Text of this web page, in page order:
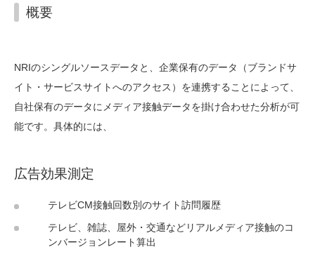
概要
NRIのシングルソースデータと、企業保有のデータ（ブランドサ
イト・サービスサイトへのアクセス）を連携することによって、
自社保有のデータにメディア接触データを掛け合わせた分析が可
能です。具体的には、
広告効果測定
テレビCM接触回数別のサイト訪問履歴
テレビ、雑誌、屋外・交通などリアルメディア接触のコ
ンバージョンレート算出